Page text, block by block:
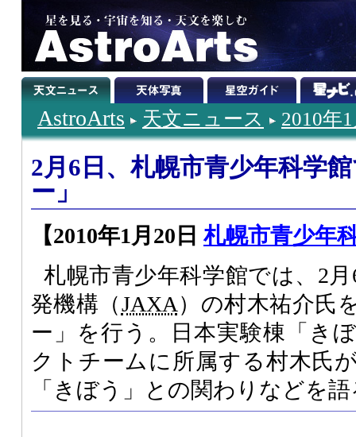
AstroArts 天文ニュース 2010年
2月6日、札幌市青少年科学
ー」
【2010年1月20日 札幌市青少年
札幌市青少年科学館では、2
発機構（JAXA）の村木祐介氏
ー」を行う。日本実験棟「き
クトチームに所属する村木氏
「きぼう」との関わりなどを